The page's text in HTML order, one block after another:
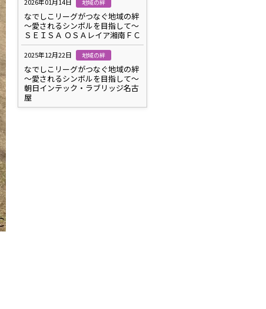
地域の絆
なでしこリーグがつなぐ地域の絆
～愛されるシンボルを目指して～
ＳＥＩＳＡ ＯＳＡレイア湘南ＦＣ
2025年12月22日 地域の絆
なでしこリーグがつなぐ地域の絆
～愛されるシンボルを目指して～
朝日インテック・ラブリッジ名古
屋